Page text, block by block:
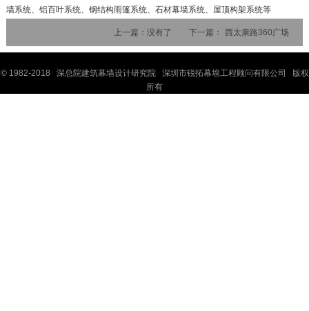
墙系统、铝百叶系统、钢结构雨篷系统、石材幕墙系统、屋顶构架系统等
上一篇：没有了 下一篇： 西太康路360广场
© 1982-2018 深总院建筑幕墙设计研究院 深圳市锐拓幕墙工程顾问有限公司 版权
所有